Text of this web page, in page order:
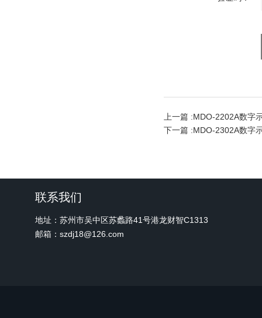
上一篇 :MDO-2202A数字
下一篇 :MDO-2302A数字
联系我们
地址：苏州市吴中区苏蠡路41号港龙财智C1313
邮箱：szdj18@126.com